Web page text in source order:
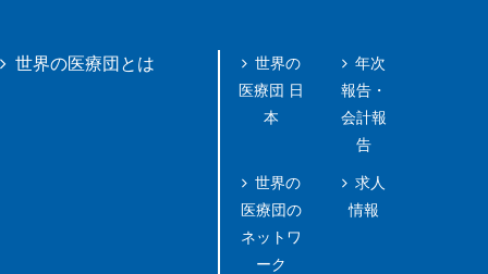
世界の医療団とは
世界の
医療団 日
本
世界の
医療団の
ネットワ
ーク
年次
報告・
会計報
告
求人
情報